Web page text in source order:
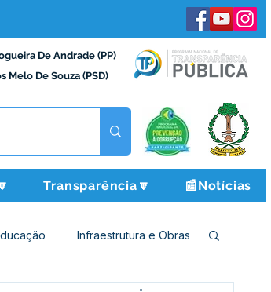
De Andrade (PP)
Melo De Souza (PSD)
Transparência🔽 📰Notícias
Infraestrutura e Obras